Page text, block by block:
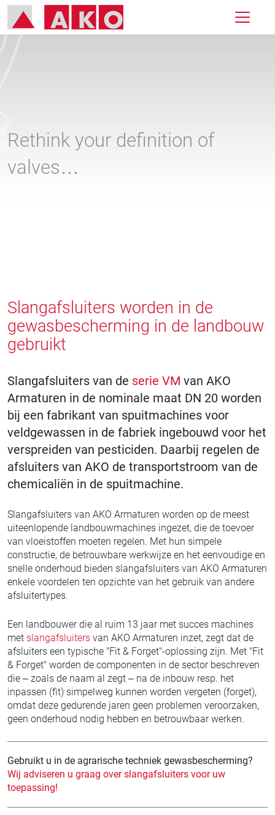
Rethink your definition of
valves…
Slangafsluiters worden in de
gewasbescherming in de landbouw
gebruikt
Slangafsluiters van de serie VM van AKO
Armaturen in de nominale maat DN 20 worden
bij een fabrikant van spuitmachines voor
veldgewassen in de fabriek ingebouwd voor het
verspreiden van pesticiden. Daarbij regelen de
afsluiters van AKO de transportstroom van de
chemicaliën in de spuitmachine.
Slangafsluiters van AKO Armaturen worden op de meest
uiteenlopende landbouwmachines ingezet, die de toevoer
van vloeistoffen moeten regelen. Met hun simpele
constructie, de betrouwbare werkwijze en het eenvoudige en
snelle onderhoud bieden slangafsluiters van AKO Armaturen
enkele voordelen ten opzichte van het gebruik van andere
afsluitertypes.
Een landbouwer die al ruim 13 jaar met succes machines
met slangafsluiters van AKO Armaturen inzet, zegt dat de
afsluiters een typische "Fit & Forget"-oplossing zijn. Met "Fit
& Forget" worden de componenten in de sector beschreven
die – zoals de naam al zegt – na de inbouw resp. het
inpassen (fit) simpelweg kunnen worden vergeten (forget),
omdat deze gedurende jaren geen problemen veroorzaken,
geen onderhoud nodig hebben en betrouwbaar werken.
Gebruikt u in de agrarische techniek gewasbescherming?
Wij adviseren u graag over slangafsluiters voor uw
toepassing!